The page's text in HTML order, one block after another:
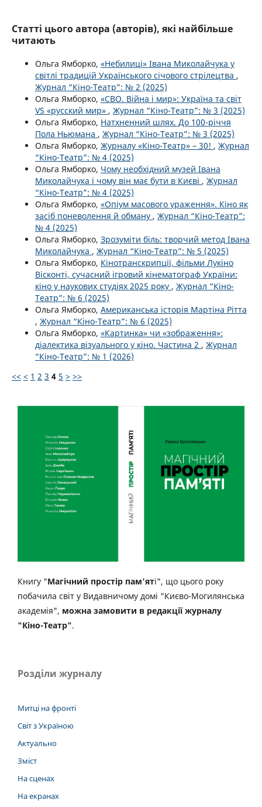
Статті цього автора (авторів), які найбільше
читають
Ольга Ямборко, «Небилиці» Івана Миколайчука у
світлі традицій Українського січового стрілецтва ,
Журнал “Кіно-Театр”: № 2 (2025)
Ольга Ямборко, «СВО. Війна і мир»: Україна та світ
VS «русский мир» , Журнал “Кіно-Театр”: № 3 (2025)
Ольга Ямборко, Натхненний шлях. До 100-річчя
Пола Ньюмана , Журнал “Кіно-Театр”: № 3 (2025)
Ольга Ямборко, Журналу «Кіно-Театр» – 30! , Журнал
“Кіно-Театр”: № 4 (2025)
Ольга Ямборко, Чому необхідний музей Івана
Миколайчука і чому він має бути в Києві , Журнал
“Кіно-Театр”: № 4 (2025)
Ольга Ямборко, «Опіум масового ураження». Кіно як
засіб поневолення й обману , Журнал “Кіно-Театр”:
№ 4 (2025)
Ольга Ямборко, Зрозуміти біль: творчий метод Івана
Миколайчука , Журнал “Кіно-Театр”: № 5 (2025)
Ольга Ямборко, Кінотранскрипції, фільми Лукіно
Вісконті, сучасний ігровий кінематограф України:
кіно у наукових студіях 2025 року , Журнал “Кіно-
Театр”: № 6 (2025)
Ольга Ямборко, Американська історія Мартіна Рітта
, Журнал “Кіно-Театр”: № 6 (2025)
Ольга Ямборко, «Картинка» чи «зображення»:
діалектика візуального у кіно. Частина 2 , Журнал
“Кіно-Театр”: № 1 (2026)
<< < 1 2 3 4 5 > >>
Книгу "Магічний простір пам'яті", що цього року
побачила світ у Видавничому домі "Києво-Могилянська
академія", можна замовити в редакції журналу
"Кіно-Театр".
Розділи журналу
Митці на фронті
Світ з Україною
Актуально
Зміст
На сценах
На екранах